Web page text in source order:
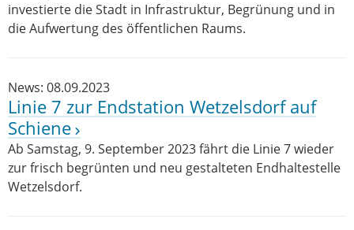
investierte die Stadt in Infrastruktur, Begrünung und in
die Aufwertung des öffentlichen Raums.
News: 08.09.2023
Linie 7 zur Endstation Wetzelsdorf auf
Schiene
Ab Samstag, 9. September 2023 fährt die Linie 7 wieder
zur frisch begrünten und neu gestalteten Endhaltestelle
Wetzelsdorf.